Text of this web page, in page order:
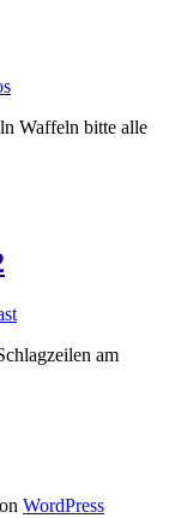
Waffeln bitte alle
am
WordPress